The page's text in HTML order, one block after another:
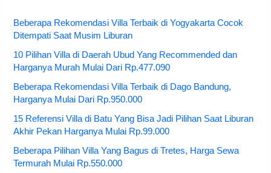
Beberapa Rekomendasi Villa Terbaik di Yogyakarta Cocok
Ditempati Saat Musim Liburan
10 Pilihan Villa di Daerah Ubud Yang Recommended dan
Harganya Murah Mulai Dari Rp.477.090
Beberapa Rekomendasi Villa Terbaik di Dago Bandung,
Harganya Mulai Dari Rp.950.000
15 Referensi Villa di Batu Yang Bisa Jadi Pilihan Saat Liburan
Akhir Pekan Harganya Mulai Rp.99.000
Beberapa Pilihan Villa Yang Bagus di Tretes, Harga Sewa
Termurah Mulai Rp.550.000